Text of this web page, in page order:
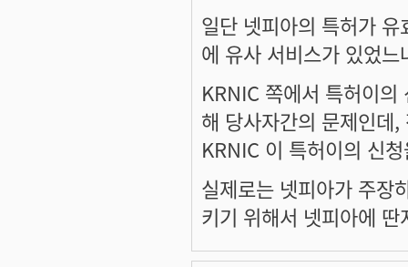
일단 넷피아의 특허가
에 유사 서비스가 있었
KRNIC 쪽에서 특허이
해 당사자간의 문제인데
KRNIC 이 특허이의 신
실제로는 넷피아가 주
키기 위해서 넷피아에